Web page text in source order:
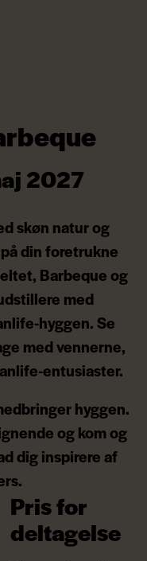
2027
skøn natur og
din foretrukne
Barbeque og
med
hyggen. Se
med vennerne,
entusiaster.
hyggen.
og kom og
dig inspirere af
Pris for
deltagelse